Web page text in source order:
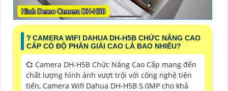
❔ CAMERA WIFI DAHUA DH-H5B CHỨC NĂNG CAO
CẤP CÓ ĐỘ PHÂN GIẢI CAO LÀ BAO NHIÊU?
💞 Camera DH-H5B Chức Năng Cao Cấp mang đến
chất lượng hình ảnh vượt trội với công nghệ tiên
tiến, Camera Wifi Dahua DH-H5B 5.0MP cho khả